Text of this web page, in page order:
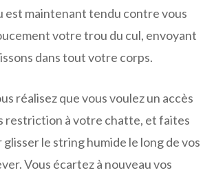
est maintenant tendu contre vous
votre trou du cul, envoyant
dans tout votre corps.
réalisez que vous voulez un accès
restriction à votre chatte, et faites
glisser le string humide le long de vos
Vous écartez à nouveau vos